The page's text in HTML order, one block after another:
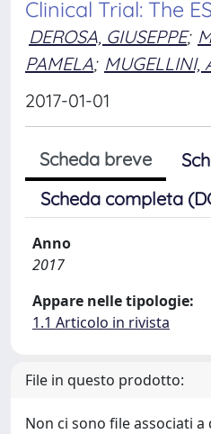
Clinical Trial: The
DEROSA, GIUSEPPE;
PAMELA; MUGELLINI,
2017-01-01
Scheda breve
Scheda completa
Anno
2017
Appare nelle tipologie:
1.1 Articolo in rivista
File in questo prodotto:
Non ci sono file associati